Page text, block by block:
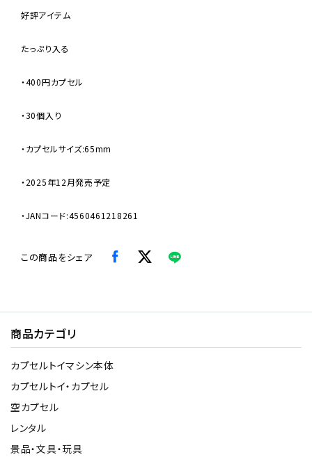
好評アイテム
たっぷり入る
・400円カプセル
・30個入り
・カプセルサイズ:65mm
・2025年12月発売予定
・JANコード:4560461218261
この商品をシェア
商品カテゴリ
カプセルトイマシン本体
カプセルトイ・カプセル
空カプセル
レンタル
景品・文具・玩具